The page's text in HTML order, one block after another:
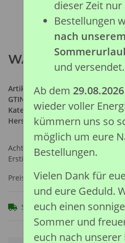
WATUSIRIND
Artikelnummer:88650
GTIN:
Kategorie:Bauernhof Kollektion
Hersteller: Collecta Global Limited
Achtung: Nicht geeignet für
Erstickungsgefahr durch
Preise nach Anmeldung sichtbar
Sofort verfügbar
dieser Zeit nur
Bestellungen
nach unserem
und versendet.
Ab dem 29.08.2026
wieder voller
kümmern uns so
möglich um eure
Bestellungen.
Vielen Dank für
und eure Geduld.
euch einen
Sommer und
euch nach